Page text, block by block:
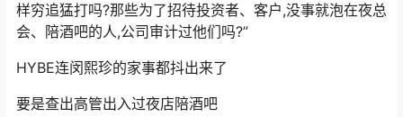
样穷追猛打吗?那些为了招待投资者、客户,没事就泡在夜总
会、陪酒吧的人,公司审计过他们吗?”
HYBE连闵熙珍的家事都抖出来了
要是查出高管出入过夜店陪酒吧